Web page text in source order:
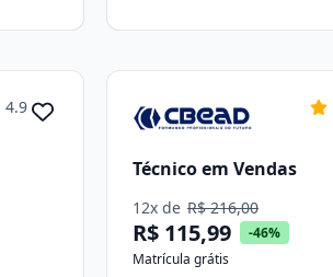
4.9
Técnico em Vendas
12x de R$ 216,00
R$ 115,99
-46%
Matrícula grátis